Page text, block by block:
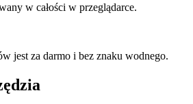
w całości w przeglądarce.
jest za darmo i bez znaku wodnego.